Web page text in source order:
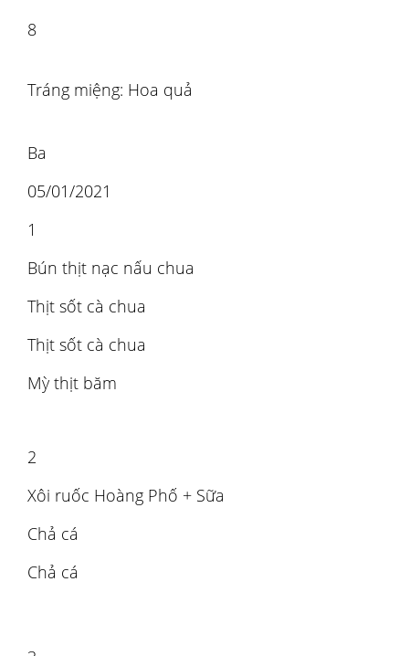
8
Tráng miệng: Hoa quả
Ba
05/01/2021
1
Bún thịt nạc nấu chua
Thịt sốt cà chua
Thịt sốt cà chua
Mỳ thịt băm
2
Xôi ruốc Hoàng Phố + Sữa
Chả cá
Chả cá